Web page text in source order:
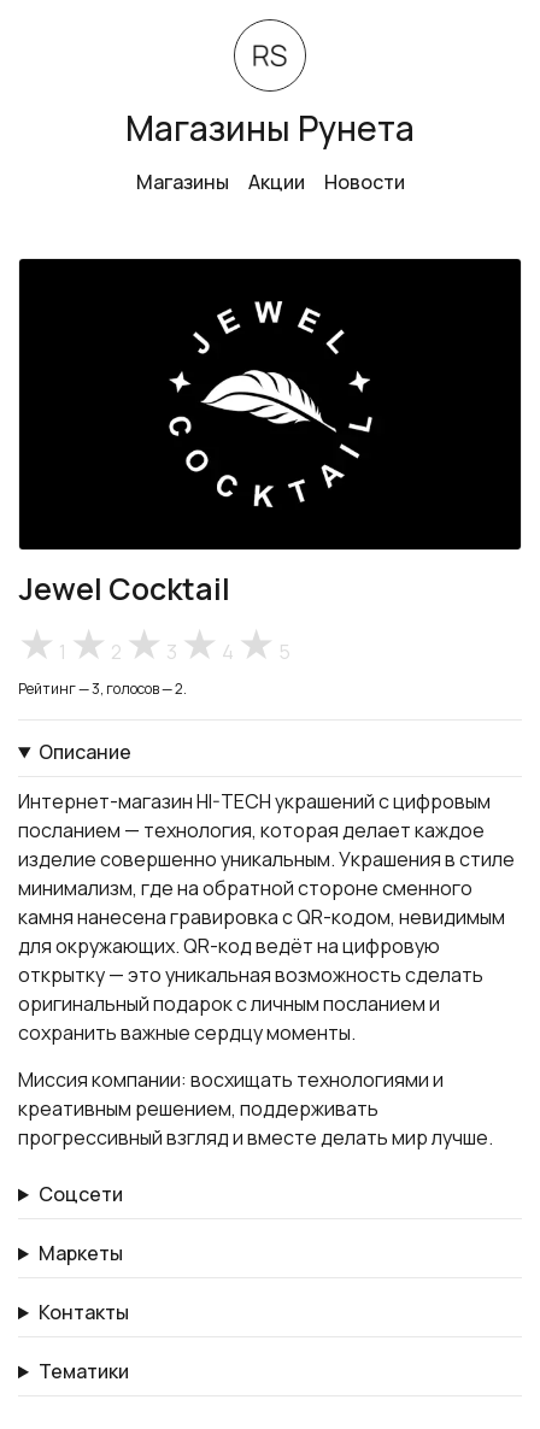
Магазины Рунета
Магазины Акции Новости
Jewel Cocktail
1 2 3 4 5
Рейтинг — 3, голосов — 2.
Описание
Интернет-магазин HI-TECH украшений с цифровым
посланием — технология, которая делает каждое
изделие совершенно уникальным. Украшения в стиле
минимализм, где на обратной стороне сменного
камня нанесена гравировка с QR-кодом, невидимым
для окружающих. QR-код ведёт на цифровую
открытку — это уникальная возможность сделать
оригинальный подарок с личным посланием и
сохранить важные сердцу моменты.
Миссия компании: восхищать технологиями и
креативным решением, поддерживать
прогрессивный взгляд и вместе делать мир лучше.
Соцсети
Маркеты
Контакты
Тематики